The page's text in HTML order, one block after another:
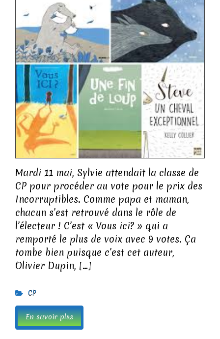
Mardi 11 mai, Sylvie attendait la classe de
CP pour procéder au vote pour le prix des
Incorruptibles. Comme papa et maman,
chacun s’est retrouvé dans le rôle de
l’électeur ! C’est « Vous ici? » qui a
remporté le plus de voix avec 9 votes. Ça
tombe bien puisque c’est cet auteur,
Olivier Dupin, […]
CP
En savoir plus